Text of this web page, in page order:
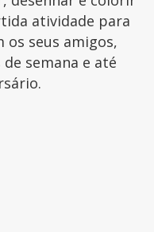
atividade para
os seus amigos,
semana e até